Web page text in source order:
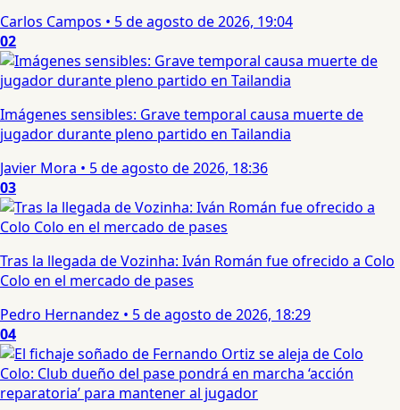
Carlos Campos • 5 de agosto de 2026, 19:04
02
Imágenes sensibles: Grave temporal causa muerte de
jugador durante pleno partido en Tailandia
Javier Mora • 5 de agosto de 2026, 18:36
03
Tras la llegada de Vozinha: Iván Román fue ofrecido a Colo
Colo en el mercado de pases
Pedro Hernandez • 5 de agosto de 2026, 18:29
04